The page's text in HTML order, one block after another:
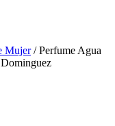
Mujer/ Perfume Agua